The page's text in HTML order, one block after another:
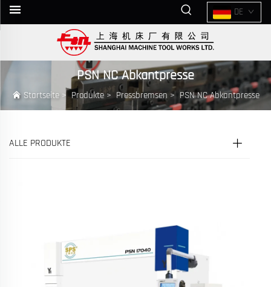
DE
PSN NC Abkantpresse
Startseite>Produkte>Pressbremsen> PSN NC Abkantpresse
ALLE PRODUKTE